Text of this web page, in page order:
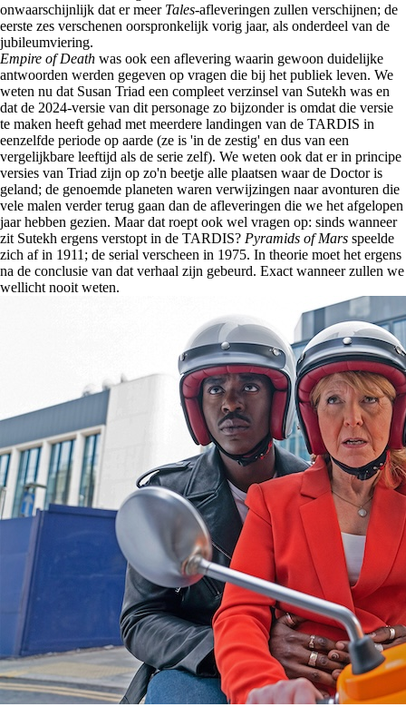
onwaarschijnlijk dat er meer Tales-afleveringen zullen verschijnen; de
eerste zes verschenen oorspronkelijk vorig jaar, als onderdeel van de
jubileumviering.
Empire of Death was ook een aflevering waarin gewoon duidelijke
antwoorden werden gegeven op vragen die bij het publiek leven. We
weten nu dat Susan Triad een compleet verzinsel van Sutekh was en
dat de 2024-versie van dit personage zo bijzonder is omdat die versie
te maken heeft gehad met meerdere landingen van de TARDIS in
eenzelfde periode op aarde (ze is 'in de zestig' en dus van een
vergelijkbare leeftijd als de serie zelf). We weten ook dat er in principe
versies van Triad zijn op zo'n beetje alle plaatsen waar de Doctor is
geland; de genoemde planeten waren verwijzingen naar avonturen die
vele malen verder terug gaan dan de afleveringen die we het afgelopen
jaar hebben gezien. Maar dat roept ook wel vragen op: sinds wanneer
zit Sutekh ergens verstopt in de TARDIS? Pyramids of Mars speelde
zich af in 1911; de serial verscheen in 1975. In theorie moet het ergens
na de conclusie van dat verhaal zijn gebeurd. Exact wanneer zullen we
wellicht nooit weten.